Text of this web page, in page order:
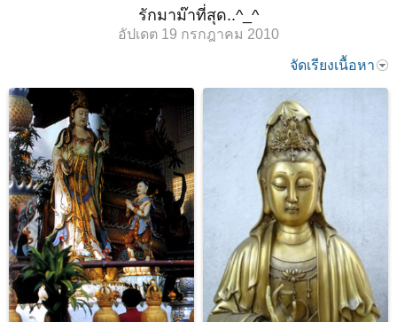
รักมาม๊าที่สุด..^_^
อัปเดต 19 กรกฎาคม 2010
จัดเรียงเนื้อหา